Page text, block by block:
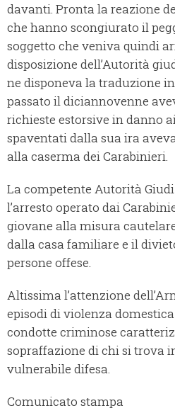
davanti. Pronta la reazione
che hanno scongiurato il
soggetto che veniva quindi
disposizione dell’Autorità
ne disponeva la traduzione
passato il diciannovenne
richieste estorsive in danno
spaventati dalla sua ira
alla caserma dei Carabinieri.
La competente Autorità
l’arresto operato dai
giovane alla misura
dalla casa familiare e il
persone offese.
Altissima l’attenzione
episodi di violenza
condotte criminose
sopraffazione di chi si trova
vulnerabile difesa.
Comunicato stampa